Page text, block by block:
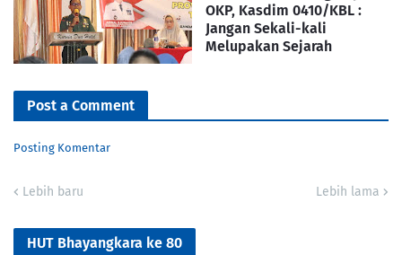
OKP, Kasdim 0410/KBL :
Jangan Sekali-kali
Melupakan Sejarah
Post a Comment
Posting Komentar
Lebih baru Lebih lama
HUT Bhayangkara ke 80